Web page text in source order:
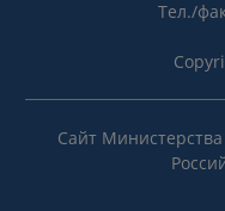
Тел./
Сайт